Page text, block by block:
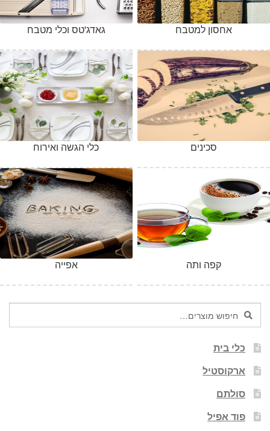
גאדג'טס וכלי מטבח אחסון למטבח
כלי הגשה ואירוח סכינים
אפייה קפה ותה
חיפוש
עבור:
חיפוש
כלי בית
ארקוסטיל
סולתם
פוד אפיל